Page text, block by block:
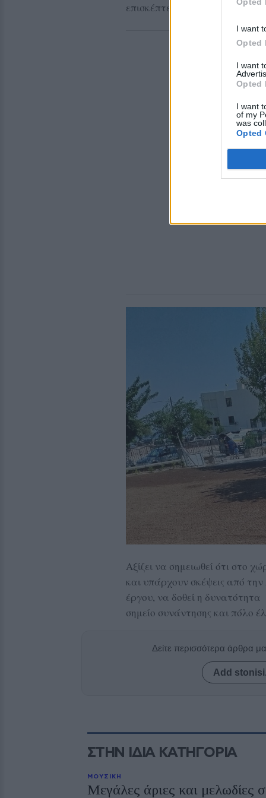
I want
Opted
I want
Opted
I want
of my
was
Opted
επισκέπτες.
Αξίζει να σημειωθεί ότι στο
και υπάρχουν σκέψεις από
έργου, να δοθεί η
σημείο συνάντησης και πόλο
Δείτε περισσότερα άρθρα
Add
ΣΤΗΝ ΙΔΙΑ ΚΑΤΗΓΟΡΙΑ
ΜΟΥΣΙΚΗ
Μεγάλες άριες και μελωδίες